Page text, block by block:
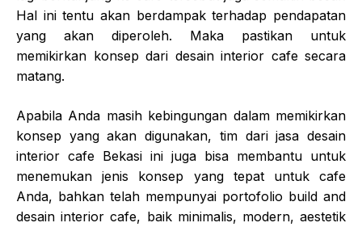
Hal ini tentu akan berdampak terhadap pendapatan
yang akan diperoleh. Maka pastikan untuk
memikirkan konsep dari desain interior cafe secara
matang.
Apabila Anda masih kebingungan dalam memikirkan
konsep yang akan digunakan, tim dari jasa desain
interior cafe Bekasi ini juga bisa membantu untuk
menemukan jenis konsep yang tepat untuk cafe
Anda, bahkan telah mempunyai portofolio build and
desain interior cafe, baik minimalis, modern, aestetik